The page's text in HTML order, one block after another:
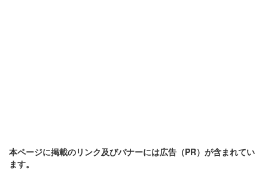
本ページに掲載のリンク及びバナーには広告（PR）が含まれてい
ます。